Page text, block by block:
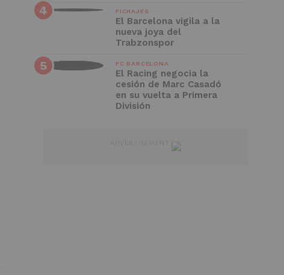
FICHAJES
El Barcelona vigila a la
nueva joya del
Trabzonspor
FC BARCELONA
El Racing negocia la
cesión de Marc Casadó
en su vuelta a Primera
División